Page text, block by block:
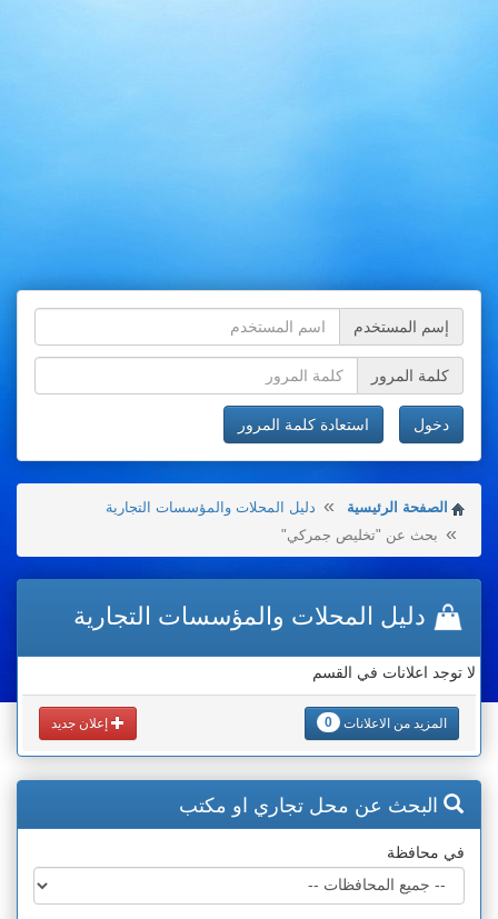
إسم المستخدم
كلمة المرور
دخول استعادة كلمة المرور
الصفحة الرئيسية
دليل المحلات والمؤسسات التجارية
بحث عن "تخليص جمركي"
دليل المحلات والمؤسسات التجارية
لا توجد اعلانات في القسم
المزيد من الاعلانات 0 إعلان جديد
البحث عن محل تجاري او مكتب
في محافظة